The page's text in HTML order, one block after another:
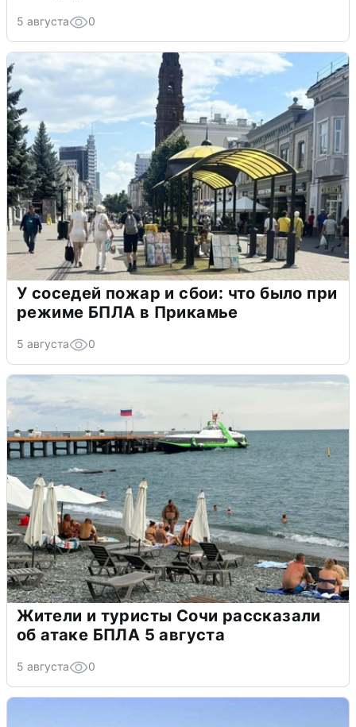
5 августа 0
У соседей пожар и сбои: что было при
режиме БПЛА в Прикамье
5 августа 0
Жители и туристы Сочи рассказали
об атаке БПЛА 5 августа
5 августа 0